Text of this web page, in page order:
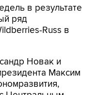
в результате
ряд
Russ в
Новак и
Максим